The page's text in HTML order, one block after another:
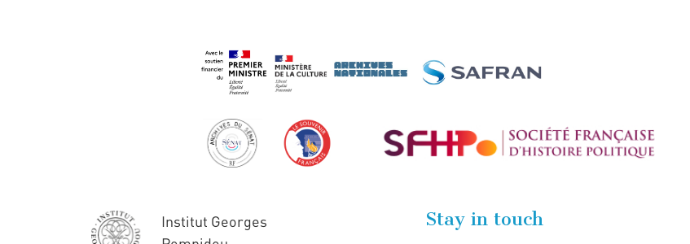
Institut Georges
Stay in touch